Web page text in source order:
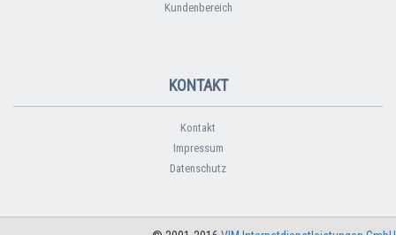
Kundenbereich
KONTAKT
Kontakt
Impressum
Datenschutz